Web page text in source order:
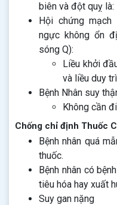
biên và đột quỵ
Hội chứng
ngực không ổn
sóng Q):
Liều khởi
và liều duy
Bệnh Nhân suy
Không cần
Chống chỉ định Thuốc
Bệnh nhân quá
thuốc.
Bệnh nhân có
tiêu hóa hay xuất
Suy gan nặng